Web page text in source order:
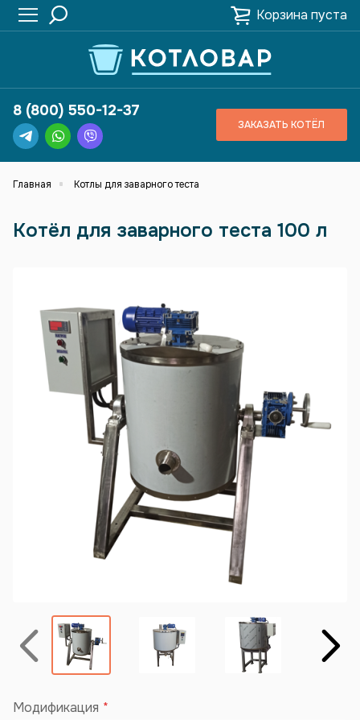
Корзина пуста
8 (800) 550-12-37
ЗАКАЗАТЬ КОТЁЛ
Главная Котлы для заварного теста
Котёл для заварного теста 100 л
Назад Вперёд
Модификация